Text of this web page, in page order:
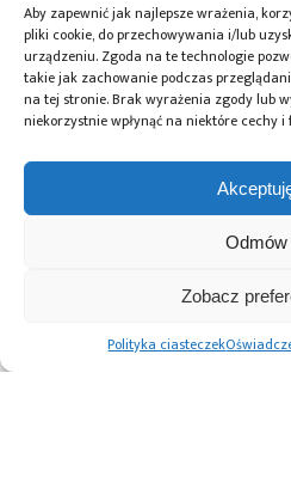
Aby zapewnić jak najlepsze wrażenia,
pliki cookie, do przechowywania i/lub
urządzeniu. Zgoda na te technologie
takie jak zachowanie podczas
na tej stronie. Brak wyrażenia zgody lub
niekorzystnie wpłynąć na niektóre cechy i
Odmów
Zobacz
Polityka ciasteczek
Przeczytaj również:
Würth Elektronik
motoryzacyjnych
10 lat Finder
Polska – jubileusz
dalszego